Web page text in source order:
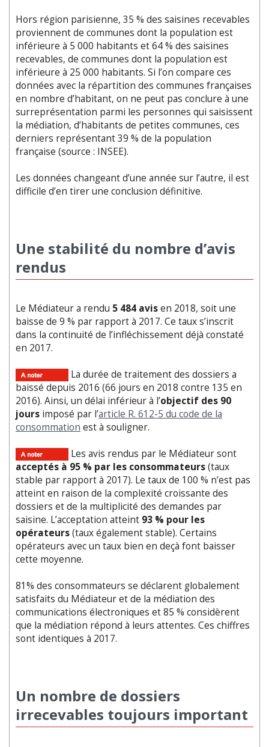
Hors région parisienne, 35 % des saisines recevables
proviennent de communes dont la population est
inférieure à 5 000 habitants et 64 % des saisines
recevables, de communes dont la population est
inférieure à 25 000 habitants. Si l’on compare ces
données avec la répartition des communes françaises
en nombre d’habitant, on ne peut pas conclure à une
surreprésentation parmi les personnes qui saisissent
la médiation, d’habitants de petites communes, ces
derniers représentant 39 % de la population
française (source : INSEE).
Les données changeant d’une année sur l’autre, il est
difficile d’en tirer une conclusion définitive.
Une stabilité du nombre d’avis
rendus
Le Médiateur a rendu 5 484 avisen 2018, soit une
baisse de 9 % par rapport à 2017. Ce taux s’inscrit
dans la continuité de l’infléchissement déjà constaté
en 2017.
La durée de traitement des dossiers a
baissé depuis 2016 (66 jours en 2018 contre 135 en
2016). Ainsi, un délai inférieur à l’objectif des 90
jours imposé par l’article R. 612-5 du code de la
consommation est à souligner.
Les avis rendus par le Médiateur sont
acceptés à 95 % par les consommateurs(taux
stable par rapport à 2017). Le taux de 100 % n’est pas
atteint en raison de la complexité croissante des
dossiers et de la multiplicité des demandes par
saisine. L’acceptation atteint 93 % pour les
opérateurs(taux également stable). Certains
opérateurs avec un taux bien en deçà font baisser
cette moyenne.
81% des consommateurs se déclarent globalement
satisfaits du Médiateur et de la médiation des
communications électroniques et 85 % considèrent
que la médiation répond à leurs attentes. Ces chiffres
sont identiques à 2017.
Un nombre de dossiers
irrecevables toujours important